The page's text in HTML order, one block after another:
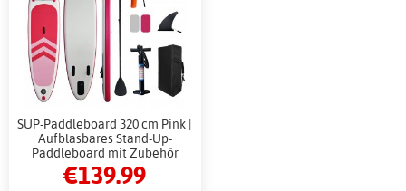
SUP-Paddleboard 320 cm Pink |
Aufblasbares Stand-Up-
Paddleboard mit Zubehör
€139.99